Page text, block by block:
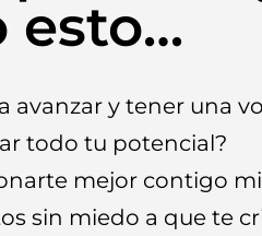
esto…
y tener una
todo tu potencial?
mejor contigo
sin miedo a que te